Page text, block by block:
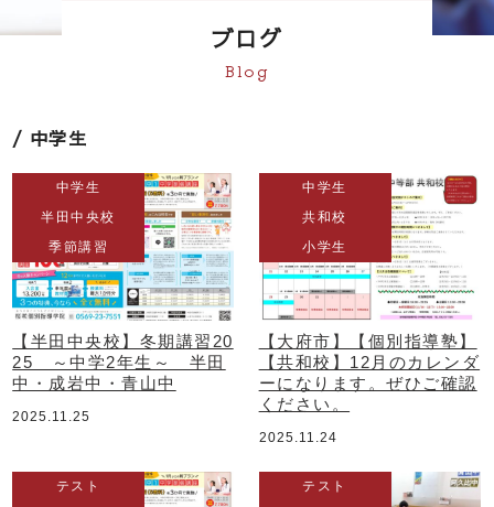
ブログ
Blog
中学生
中学生
半田中央校
季節講習
【半田中央校】冬期講習20
25 ～中学2年生～ 半田
中・成岩中・青山中
2025.11.25
中学生
共和校
小学生
【大府市】【個別指導塾】
【共和校】12月のカレンダ
ーになります。ぜひご確認
ください。
2025.11.24
テスト
テスト